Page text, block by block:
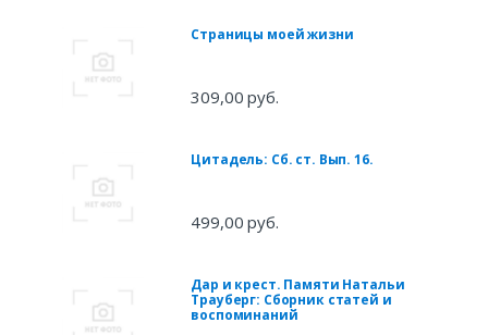
Страницы моей жизни
309,00 руб.
Цитадель: Сб. ст. Вып. 16.
499,00 руб.
Дар и крест. Памяти Натальи
Трауберг: Сборник статей и
воспоминаний